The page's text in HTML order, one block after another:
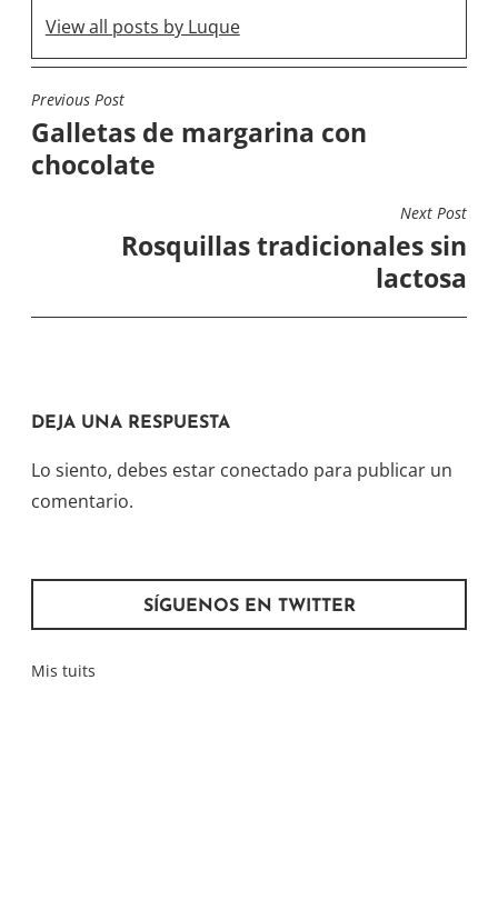
n
e
v
)
a
u
e
View all posts by Luque
NAVEGACIÓN
DE
ENTRADAS
Previous Post
Galletas de margarina con
chocolate
Next Post
Rosquillas tradicionales sin
lactosa
DEJA UNA RESPUESTA
Lo siento, debes estar conectado para publicar un
comentario.
SÍGUENOS EN TWITTER
Mis tuits